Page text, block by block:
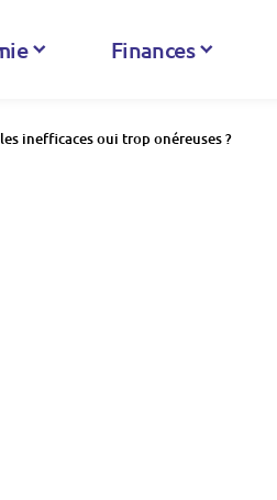
Finances
inefficaces oui trop onéreuses ?